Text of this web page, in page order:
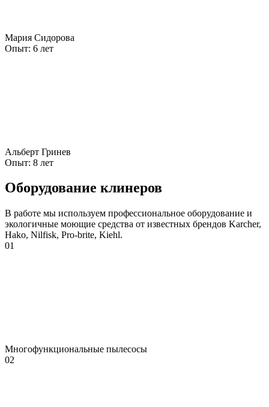
Мария Сидорова
Опыт: 6 лет
Альберт Гринев
Опыт: 8 лет
Оборудование клинеров
В работе мы используем профессиональное оборудование и
экологичные моющие средства от известных брендов Karcher,
Hako, Nilfisk, Pro-brite, Kiehl.
01
Многофункциональные пылесосы
02